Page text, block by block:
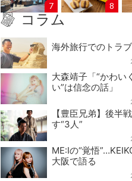
7 8
コラム
海外旅行でのトラ
大森靖子「“かわい
い”は信念の話」
【豊臣兄弟】後半
す“3人”
ME:Iの“覚悟
大阪で語る